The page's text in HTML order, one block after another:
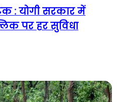
: योगी सरकार में
पर हर सुविधा